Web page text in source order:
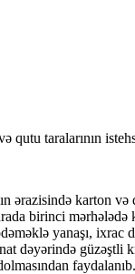
taralarının
karton və
birinci mərhələdə
yanaşı,
dəyərində güzəştli
faydalanıb.